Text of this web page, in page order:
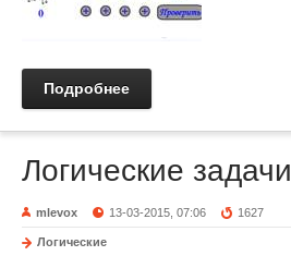
Подробнее
Логические задачи
mlevox 13-03-2015, 07:06 1627
Логические